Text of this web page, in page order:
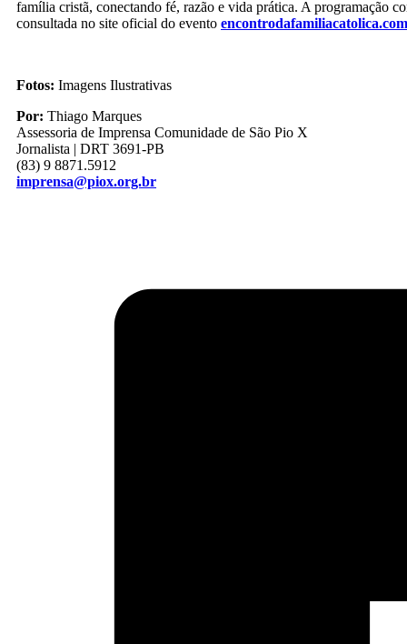
família cristã, conectando fé, razão e vida prática. A programação
consultada no site oficial do evento
Fotos: Imagens Ilustrativas
Por: Thiago Marques
Assessoria de Imprensa Comunidade de São Pio X
Jornalista | DRT 3691-PB
(83) 9 8871.5912
imprensa@piox.org.br